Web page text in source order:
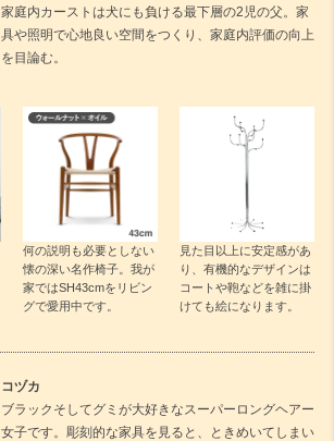
家庭内カーストは犬にも負ける最下層の2児の父。家
具や照明で心地良い空間をつくり、家庭内評価の向上
を目論む。
何の説明も必要としない
懐の深い名作椅子。我が
家ではSH43cmをリビン
グで愛用中です。
見た目以上に安定感があ
り、有機的なデザインは
コートや鞄などを雑に掛
けても絵になります。
コヅカ
ブラックそしてグミが大好きなスーパーロングヘアー
女子です。彫刻的な家具を見ると、ときめいてしまい